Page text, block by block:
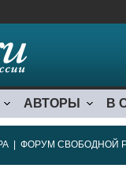
АВТОРЫ В
ФОРУМ СВОБОДНОЙ